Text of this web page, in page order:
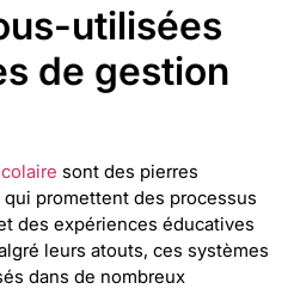
utilisées
de gestion
sont des pierres
promettent des processus
des expériences éducatives
leurs atouts, ces systèmes
dans de nombreux